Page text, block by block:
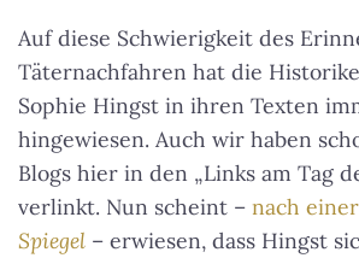
Auf diese Schwierigkeit des
Täternachfahren hat die
Sophie Hingst in ihren Texten
hingewiesen. Auch wir haben
Blogs hier in den „Links am Tag
verlinkt. Nun scheint – nach
Spiegel – erwiesen, dass Hingst